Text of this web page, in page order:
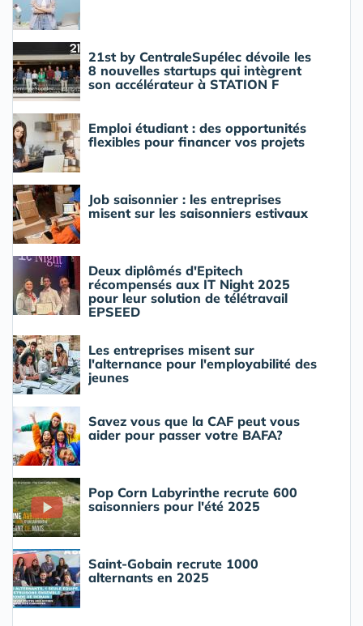
21st by CentraleSupélec dévoile les
8 nouvelles startups qui intègrent
son accélérateur à STATION F
Emploi étudiant : des opportunités
flexibles pour financer vos projets
Job saisonnier : les entreprises
misent sur les saisonniers estivaux
Deux diplômés d'Epitech
récompensés aux IT Night 2025
pour leur solution de télétravail
EPSEED
Les entreprises misent sur
l'alternance pour l'employabilité des
jeunes
Savez vous que la CAF peut vous
aider pour passer votre BAFA?
Pop Corn Labyrinthe recrute 600
saisonniers pour l'été 2025
Saint-Gobain recrute 1000
alternants en 2025